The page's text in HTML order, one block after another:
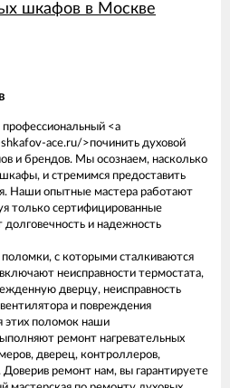
шкафов в Москве
<a
ace.ru/>починить духовой
и брендов. Мы осознаем, насколько
и стремимся предоставить
Наши опытные мастера работают
только сертифицированные
долговечность и надежность
с которыми сталкиваются
неисправности термостата,
дверцу, неисправность
и повреждения
этих поломок наши
ремонт нагревательных
дверец, контроллеров,
Доверив ремонт нам, вы гарантируете